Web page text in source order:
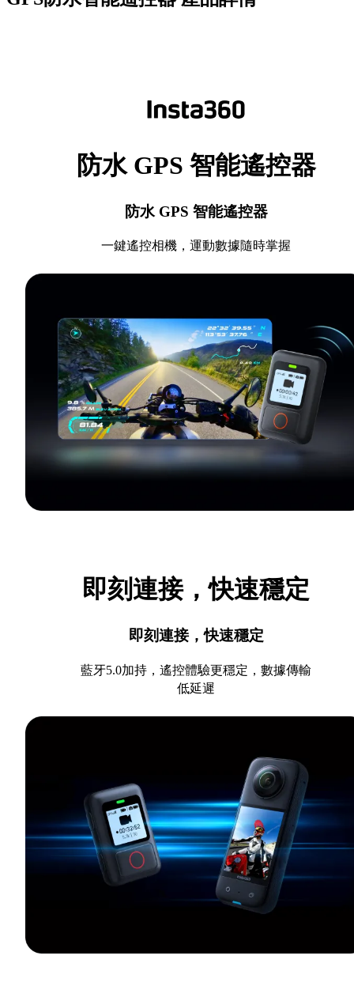
防水 GPS 智能遙控器
防水 GPS 智能遙控器
一鍵遙控相機，運動數據隨時掌握
即刻連接，快速穩定
即刻連接，快速穩定
藍牙5.0加持，遙控體驗更穩定，數據傳輸
低延遲